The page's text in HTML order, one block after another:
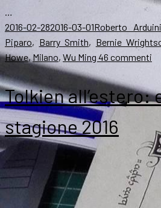
Scritto
il
2016-02-282016-03-01Autore
Roberto Arduini
Piparo, Barry Smith, Bernie
Howe, Milano, Wu Ming 46 commenti
Tolkien all’estero:
stagione 2016